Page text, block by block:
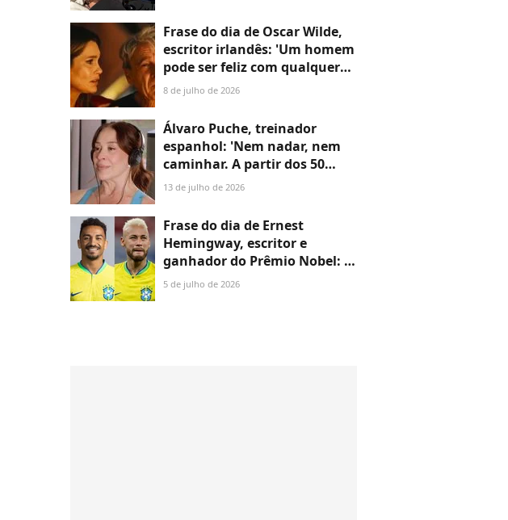
opiniões'
Frase do dia de Oscar Wilde,
escritor irlandês: 'Um homem
pode ser feliz com qualquer
mulher, desde que não a ame'
8 de julho de 2026
Álvaro Puche, treinador
espanhol: 'Nem nadar, nem
caminhar. A partir dos 50
anos, é absolutamente
13 de julho de 2026
Frase do dia de Ernest
Hemingway, escritor e
ganhador do Prêmio Nobel: 'A
felicidade nas pessoas
5 de julho de 2026